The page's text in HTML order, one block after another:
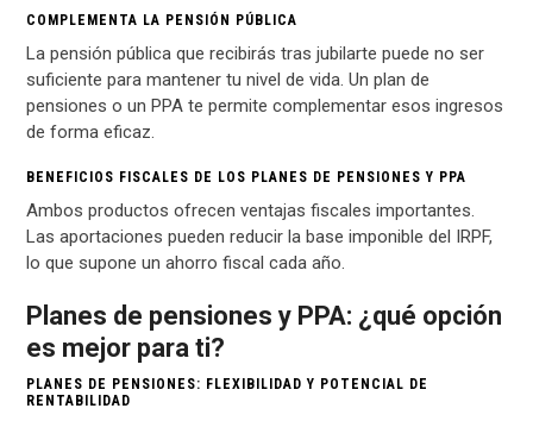
COMPLEMENTA LA PENSIÓN PÚBLICA
La pensión pública que recibirás tras jubilarte puede no ser
suficiente para mantener tu nivel de vida. Un plan de
pensiones o un PPA te permite complementar esos ingresos
de forma eficaz.
BENEFICIOS FISCALES DE LOS PLANES DE PENSIONES Y PPA
Ambos productos ofrecen ventajas fiscales importantes.
Las aportaciones pueden reducir la base imponible del IRPF,
lo que supone un ahorro fiscal cada año.
Planes de pensiones y PPA: ¿qué opción
es mejor para ti?
PLANES DE PENSIONES: FLEXIBILIDAD Y POTENCIAL DE
RENTABILIDAD